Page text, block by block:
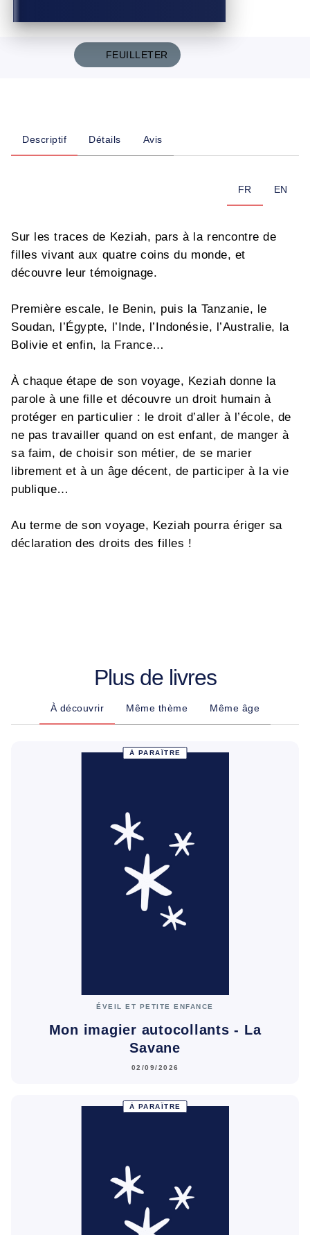
FEUILLETER
Descriptif Détails Avis
FR EN
Sur les traces de Keziah, pars à la rencontre de
filles vivant aux quatre coins du monde, et
découvre leur témoignage.
Première escale, le Benin, puis la Tanzanie, le
Soudan, l’Égypte, l’Inde, l’Indonésie, l’Australie, la
Bolivie et enfin, la France…
À chaque étape de son voyage, Keziah donne la
parole à une fille et découvre un droit humain à
protéger en particulier : le droit d’aller à l’école, de
ne pas travailler quand on est enfant, de manger à
sa faim, de choisir son métier, de se marier
librement et à un âge décent, de participer à la vie
publique…
Au terme de son voyage, Keziah pourra ériger sa
déclaration des droits des filles !
Plus de livres
À découvrir Même thème Même âge
À PARAÎTRE
ÉVEIL ET PETITE ENFANCE
Mon imagier autocollants - La
Savane
02/09/2026
À PARAÎTRE